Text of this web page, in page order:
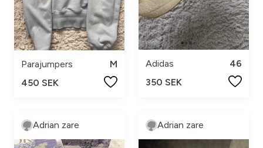
Parajumpers
M
450 SEK
Adidas
46
350 SEK
Adrian zare Adrian zare